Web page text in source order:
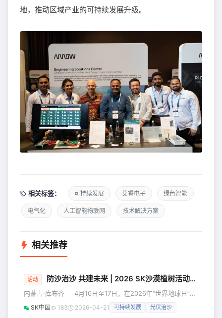
地，推动区域产业的可持续发展升级。
相关标签： 可持续发展 艾睿电子 绿色智能
电气化 人工智能物联网 技术解决方案
相关推荐
活动 防沙治沙 共建未来 | 2026 SK沙漠植树活动圆满举行
内蒙古·库布齐 4月16日至17日，在2026年“世界地球日”前
夕，SK集团在华各成员公司如约再度奔赴内蒙古库布齐沙
漠，开展新一期“沙漠化防治”主题的员工志愿服务活动。自
SK中国 183 2026-04-21 可持续发展 光伏治沙